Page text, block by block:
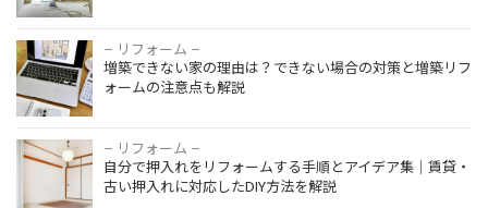
– リフォーム –
増築できない家の理由は？できない場合の対策と増築リフ
ォームの注意点も解説
– リフォーム –
自分で押入れをリフォームする手順とアイデア集｜賃貸・
古い押入れに対応したDIY方法を解説